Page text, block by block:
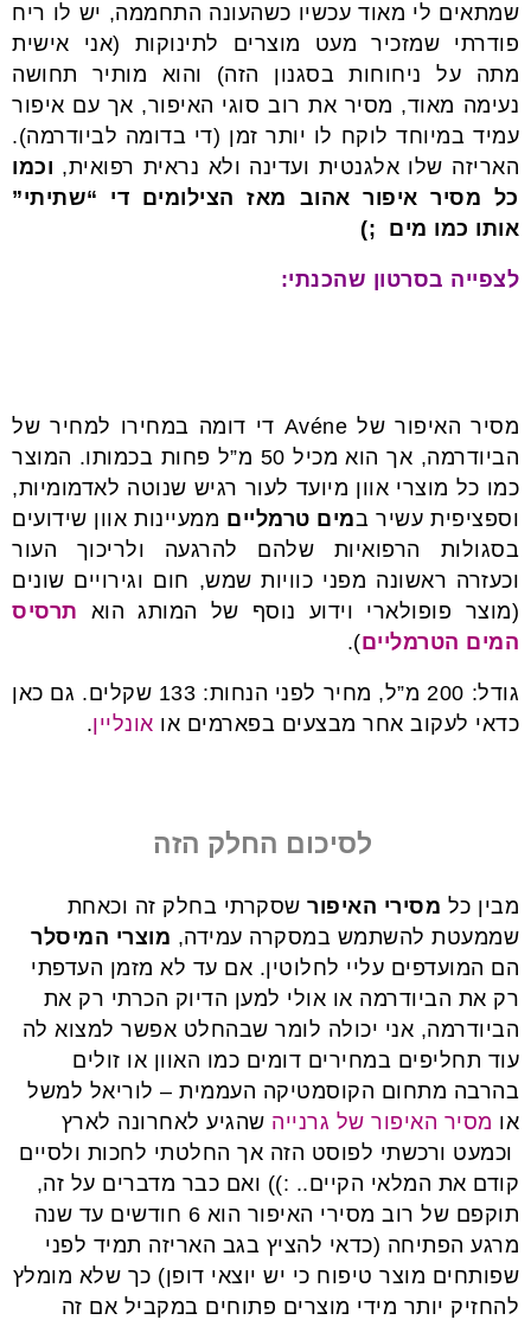
שמתאים לי מאוד עכשיו כשהעונה התחממה, יש לו ריח
פודרתי שמזכיר מעט מוצרים לתינוקות (אני אישית
מתה על ניחוחות בסגנון הזה) והוא מותיר תחושה
נעימה מאוד, מסיר את רוב סוגי האיפור, אך עם איפור
עמיד במיוחד לוקח לו יותר זמן (די בדומה לביודרמה).
האריזה שלו אלגנטית ועדינה ולא נראית רפואית, וכמו
כל מסיר איפור אהוב מאז הצילומים די “שתיתי”
אותו כמו מים ;)
לצפייה בסרטון שהכנתי:
מסיר האיפור של Avéne די דומה במחירו למחיר של
הביודרמה, אך הוא מכיל 50 מ”ל פחות בכמותו. המוצר
כמו כל מוצרי אוון מיועד לעור רגיש שנוטה לאדמומיות,
וספציפית עשיר במים טרמליים ממעיינות אוון שידועים
בסגולות הרפואיות שלהם להרגעה ולריכוך העור
וכעזרה ראשונה מפני כוויות שמש, חום וגירויים שונים
(מוצר פופולארי וידוע נוסף של המותג הוא תרסיס
המים הטרמליים).
גודל: 200 מ”ל, מחיר לפני הנחות: 133 שקלים. גם כאן
כדאי לעקוב אחר מבצעים בפארמים או אונליין.
לסיכום החלק הזה
מבין כל מסירי האיפור שסקרתי בחלק זה וכאחת
שממעטת להשתמש במסקרה עמידה, מוצרי המיסלר
הם המועדפים עליי לחלוטין. אם עד לא מזמן העדפתי
רק את הביודרמה או אולי למען הדיוק הכרתי רק את
הביודרמה, אני יכולה לומר שבהחלט אפשר למצוא לה
עוד תחליפים במחירים דומים כמו האוון או זולים
בהרבה מתחום הקוסמטיקה העממית – לוריאל למשל
או מסיר האיפור של גרנייה שהגיע לאחרונה לארץ
וכמעט ורכשתי לפוסט הזה אך החלטתי לחכות ולסיים
קודם את המלאי הקיים.. :)) ואם כבר מדברים על זה,
תוקפם של רוב מסירי האיפור הוא 6 חודשים עד שנה
מרגע הפתיחה (כדאי להציץ בגב האריזה תמיד לפני
שפותחים מוצר טיפוח כי יש יוצאי דופן) כך שלא מומלץ
להחזיק יותר מידי מוצרים פתוחים במקביל אם זה